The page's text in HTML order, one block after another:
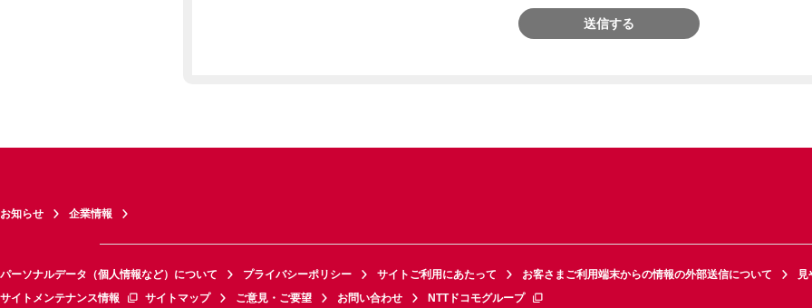
送信する
お知らせ 企業情報
パーソナルデータ（個人情報など）について プライバシーポリシー サイトご利用にあたって お客さまご利用端末からの情報の外部送信について
見
サイトメンテナンス情報
サイトマップ ご意見・ご要望 お問い合わせ NTTドコモグループ